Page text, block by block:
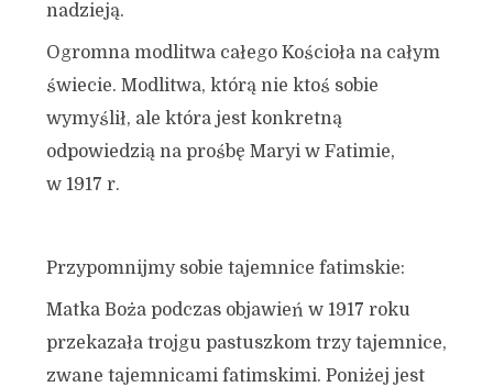
nadzieją.
Ogromna modlitwa całego Kościoła na całym
świecie. Modlitwa, którą nie ktoś sobie
wymyślił, ale która jest konkretną
odpowiedzią na prośbę Maryi w Fatimie,
w 1917 r.
Przypomnijmy sobie tajemnice fatimskie:
Matka Boża podczas objawień w 1917 roku
przekazała trojgu pastuszkom trzy tajemnice,
zwane tajemnicami fatimskimi. Poniżej jest